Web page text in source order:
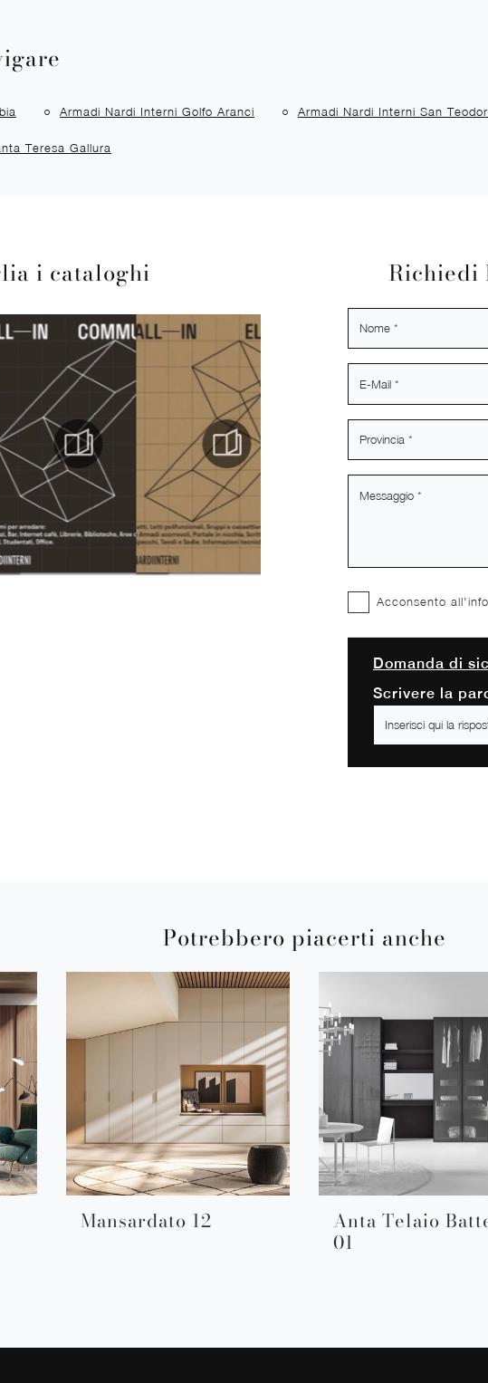
Armadi Nardi Interni Golfo Aranci Armadi Nardi Interni San
Teresa Gallura
i cataloghi Richiedi
Acconsento
Domanda di
Scrivere la
Potrebbero piacerti anche
Mansardato 12 Anta Telaio
01